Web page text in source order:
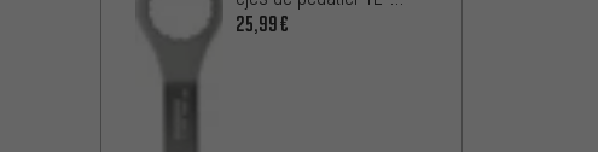
FC36 Hollowtech II
25,99€